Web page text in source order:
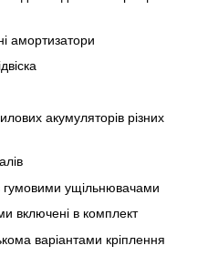
амортизатори
акумуляторів різних
гумовими ущільнювачами
включені в комплект
варіантами кріплення